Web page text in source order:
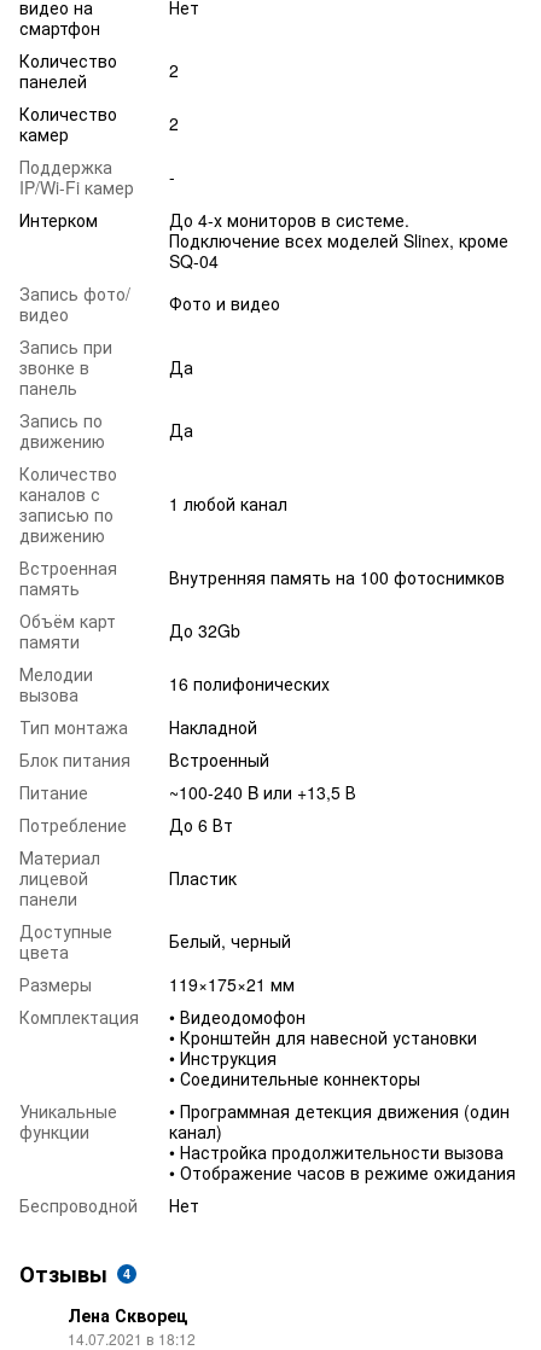
видео на
смартфон
Нет
Количество
панелей
2
Количество
камер
2
Поддержка
IP/Wi-Fi камер
-
Интерком
До 4-х мониторов в системе.
Подключение всех моделей Slinex, кроме
SQ-04
Запись фото/
видео
Фото и видео
Запись при
звонке в
панель
Да
Запись по
движению
Да
Количество
каналов с
записью по
движению
1 любой канал
Встроенная
память
Внутренняя память на 100 фотоснимков
Объём карт
памяти
До 32Gb
Мелодии
вызова
16 полифонических
Тип монтажа
Накладной
Блок питания
Встроенный
Питание
~100-240 B или +13,5 В
Потребление
До 6 Вт
Материал
лицевой
панели
Пластик
Доступные
цвета
Белый, черный
Размеры
119×175×21 мм
Комплектация
• Видеодомофон
• Кронштейн для навесной установки
• Инструкция
• Соединительные коннекторы
Уникальные
функции
• Программная детекция движения (один
канал)
• Настройка продолжительности вызова
• Отображение часов в режиме ожидания
Беспроводной
Нет
Отзывы 4
Лена Скворец
14.07.2021 в 18:12